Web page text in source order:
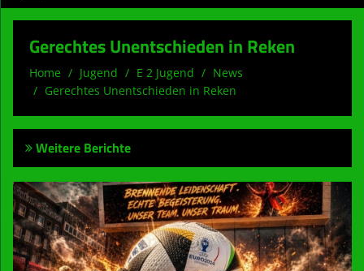
Home
Jugend
Verein
Sponsoren
Kontaktformular
Mitglied werden
Gerechtes Unentschieden in Reken
Home Jugend E 2 Jugend
News
Gerechtes Unentschieden in Reken
Weitere Berichte